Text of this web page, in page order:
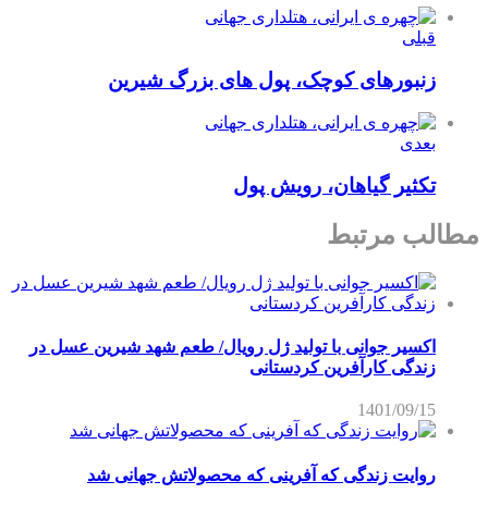
قبلی
زنبورهای کوچک، پول های بزرگ شیرین
بعدی
تکثیر گیاهان، رویش پول
مطالب مرتبط
اکسیر جوانی با تولید ژل رویال/ طعم شهد شیرین عسل‌ در
زندگی کارآفرین کردستانی
1401/09/15
روایت زندگی که آفرینی که محصولاتش جهانی شد